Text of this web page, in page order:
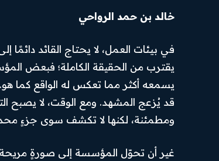
خالد بن حمد الرواحي
في بيئات العمل، لا يحتاج القائد دائمًا
يقترب من الحقيقة الكاملة؛ فبعض
يسمعه أكثر مما تعكس له الواقع كما
قد يُزعج المشهد. ومع الوقت، لا يصبح
ومطمئنة، لكنها لا تكشف سوى جزءٍ
غير أن تحوّل المؤسسة إلى صورةٍ مريحة